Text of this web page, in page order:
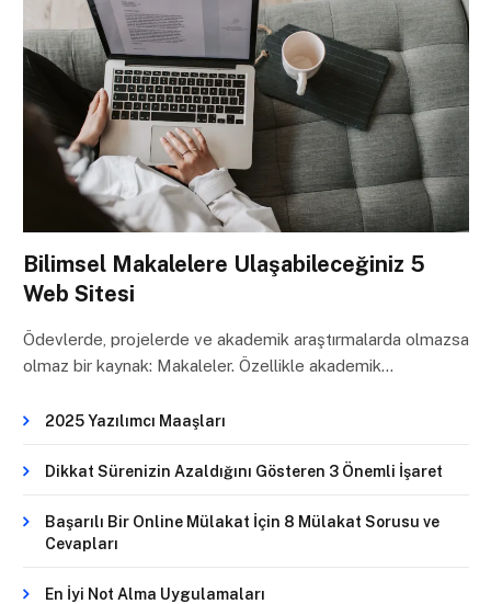
Bilimsel Makalelere Ulaşabileceğiniz 5
Web Sitesi
Ödevlerde, projelerde ve akademik araştırmalarda olmazsa
olmaz bir kaynak: Makaleler. Özellikle akademik…
2025 Yazılımcı Maaşları
Dikkat Sürenizin Azaldığını Gösteren 3 Önemli İşaret
Başarılı Bir Online Mülakat İçin 8 Mülakat Sorusu ve
Cevapları
En İyi Not Alma Uygulamaları